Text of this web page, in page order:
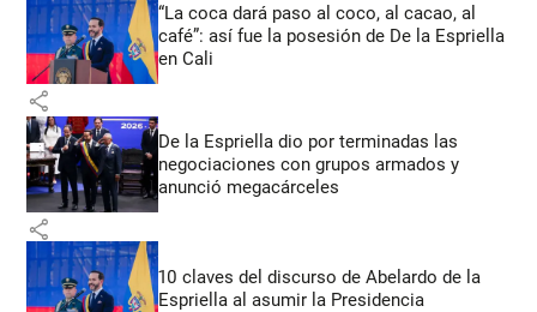
“La coca dará paso al coco, al cacao, al
café”: así fue la posesión de De la Espriella
en Cali
share
De la Espriella dio por terminadas las
negociaciones con grupos armados y
anunció megacárceles
share
10 claves del discurso de Abelardo de la
Espriella al asumir la Presidencia